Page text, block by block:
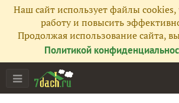
Наш сайт использует файлы
работу и повысить
Продолжая использование сайта,
Политикой